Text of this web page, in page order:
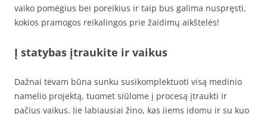
vaiko pomėgius bei poreikius ir taip bus galima nuspręsti,
kokios pramogos reikalingos prie žaidimų aikštelės!
Į statybas įtraukite ir vaikus
Dažnai tėvam būna sunku susikomplektuoti visą medinio
namelio projektą, tuomet siūlome į procesą įtraukti ir
pačius vaikus. Jie labiausiai žino, kas jiems įdomu ir su kuo